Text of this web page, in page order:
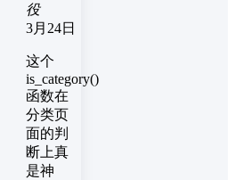
役
3月24日
这个
is_category()
函数在
分类页
面的判
断上真
是神